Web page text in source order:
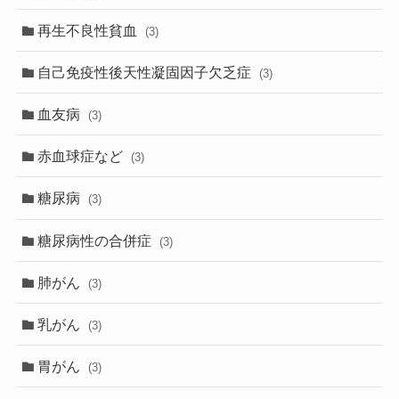
再生不良性貧血 (3)
自己免疫性後天性凝固因子欠乏症 (3)
血友病 (3)
赤血球症など (3)
糖尿病 (3)
糖尿病性の合併症 (3)
肺がん (3)
乳がん (3)
胃がん (3)